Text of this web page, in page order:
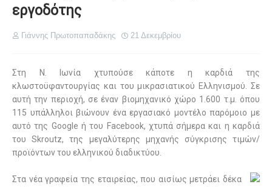
εργοδότης
Γιάννης Πρωτοπαπαδάκης 21 Δεκεμβρίου
Στη Ν. Ιωνία χτυπούσε κάποτε η καρδιά της
κλωστοϋφαντουργίας και του μικρασιατικού Ελληνισμού. Σε
αυτή την περιοχή, σε έναν βιομηχανικό χώρο 1.600 τ.μ. όπου
115 υπάλληλοι βιώνουν ένα εργασιακό μοντέλο παρόμοιο με
αυτό της Google ή του Facebook, χτυπά σήμερα και η καρδιά
του Skroutz, της μεγαλύτερης μηχανής σύγκρισης τιμών/
προϊόντων του ελληνικού διαδικτύου.
Στα νέα γραφεία της εταιρείας, που αισίως μετράει δέκα